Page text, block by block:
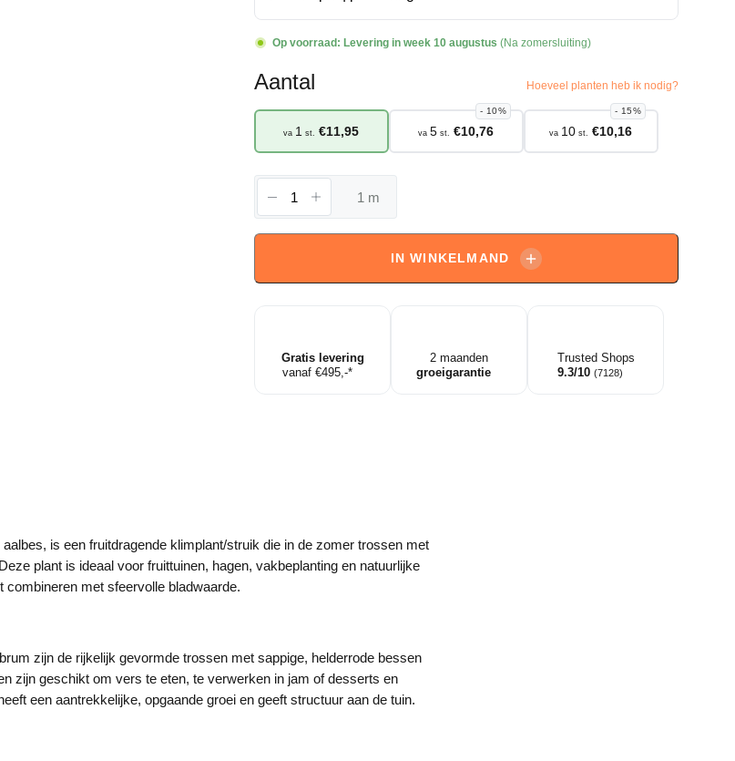
Op voorraad: Levering in week 10 augustus (Na zomersluiting)
Aantal Hoeveel planten heb ik nodig?
va 1 st. €11,95 va5 st. €10,76
10%
va 10 st. €10,16
15%
Ribes
Rubrum
van
Aalbes
aantal
m
IN WINKELMAND
Gratis levering
vanaf €495,-*
2 maanden
groeigarantie
Trusted Shops
9.3/10 (7128)
is een fruitdragende klimplant/struik die in de zomer trossen met
plant is ideaal voor fruittuinen, hagen, vakbeplanting en natuurlijke
combineren met sfeervolle bladwaarde.
zijn de rijkelijk gevormde trossen met sappige, helderrode bessen
zijn geschikt om vers te eten, te verwerken in jam of desserts en
een aantrekkelijke, opgaande groei en geeft structuur aan de tuin.